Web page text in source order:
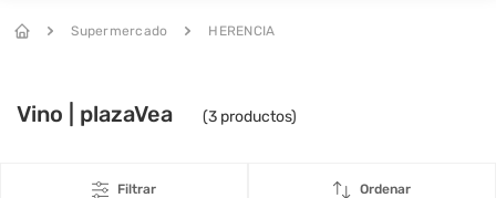
Supermercado HERENCIA
Vino | plazaVea (3 productos)
Filtrar Ordenar